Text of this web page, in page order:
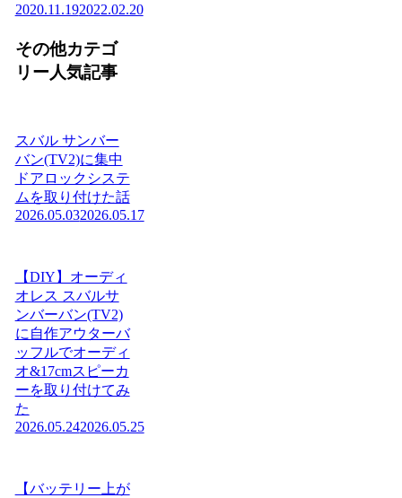
2020.11.192022.02.20
その他カテゴ
リー人気記事
スバル サンバー
バン(TV2)に集中
ドアロックシステ
ムを取り付けた話
2026.05.032026.05.17
【DIY】オーディ
オレス スバルサ
ンバーバン(TV2)
に自作アウターバ
ッフルでオーディ
オ&17cmスピーカ
ーを取り付けてみ
た
2026.05.242026.05.25
【バッテリー上が